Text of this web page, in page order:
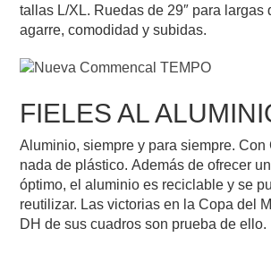
tallas L/XL. Ruedas de 29″ para largas
agarre, comodidad y subidas.
FIELES AL
Aluminio, siempre y para siempre. Con
nada de plástico. Además de ofrecer
óptimo, el aluminio es reciclable y se
reutilizar. Las victorias en la Copa del
DH de sus cuadros son prueba de ello.